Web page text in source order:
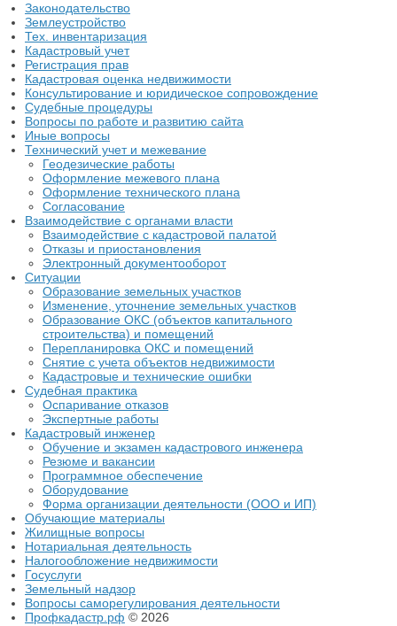
Законодательство
Землеустройство
Тех. инвентаризация
Кадастровый учет
Регистрация прав
Кадастровая оценка недвижимости
Консультирование и юридическое сопровождение
Судебные процедуры
Вопросы по работе и развитию сайта
Иные вопросы
Технический учет и межевание
Геодезические работы
Оформление межевого плана
Оформление технического плана
Согласование
Взаимодействие с органами власти
Взаимодействие с кадастровой палатой
Отказы и приостановления
Электронный документооборот
Ситуации
Образование земельных участков
Изменение, уточнение земельных участков
Образование ОКС (объектов капитального
строительства) и помещений
Перепланировка ОКС и помещений
Снятие с учета объектов недвижимости
Кадастровые и технические ошибки
Судебная практика
Оспаривание отказов
Экспертные работы
Кадастровый инженер
Обучение и экзамен кадастрового инженера
Резюме и вакансии
Программное обеспечение
Оборудование
Форма организации деятельности (ООО и ИП)
Обучающие материалы
Жилищные вопросы
Нотариальная деятельность
Налогообложение недвижимости
Госуслуги
Земельный надзор
Вопросы саморегулирования деятельности
Профкадастр.рф © 2026